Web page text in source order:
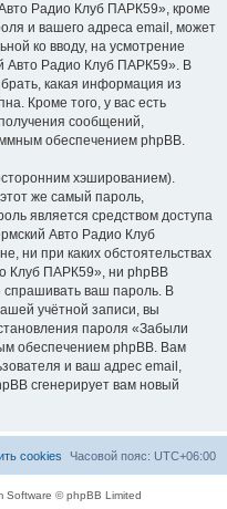
Радио Клуб ПАРК59», кроме
и вашего адреса email, может
ко вводу, на усмотрение
Авто Радио Клуб ПАРК59». В
какая информация из
Кроме того, у вас есть
сообщений,
обеспечением phpBB.
хэшированием).
же самый пароль,
является средством доступа
Авто Радио Клуб
ни при каких обстоятельствах
Клуб ПАРК59», ни phpBB
спрашивать ваш пароль. В
учётной записи, вы
пароля «Забыли
обеспечением phpBB. Вам
и ваш адрес email,
сгенерирует вам новый
Часовой пояс: UTC+06:00
cookies
Software © phpBB Limited